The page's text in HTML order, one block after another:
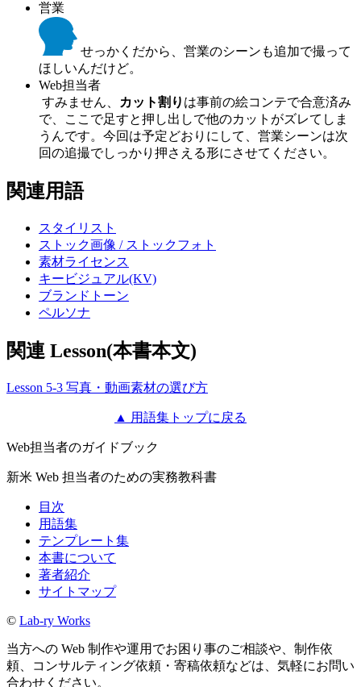
営業
せっかくだから、営業のシーンも追加で撮って
ほしいんだけど。
Web担当者
すみません、
カット割り は事前の絵コンテで合意済み
で、ここで足すと押し出しで他のカットがズレてしま
うんです。今回は予定どおりにして、営業シーンは次
回の追撮でしっかり押さえる形にさせてください。
関連用語
スタイリスト
ストック画像 / ストックフォト
素材ライセンス
キービジュアル(KV)
ブランドトーン
ペルソナ
関連 Lesson(本書本文)
Lesson 5-3 写真・動画素材の選び方
▲ 用語集トップに戻る
Web担当者のガイドブック
新米 Web 担当者のための実務教科書
目次
用語集
テンプレート集
本書について
著者紹介
サイトマップ
© Lab-ry Works
当方への Web 制作や運用でお困り事のご相談や、制作依
頼、コンサルティング依頼・寄稿依頼などは、気軽にお問い
合わせください。